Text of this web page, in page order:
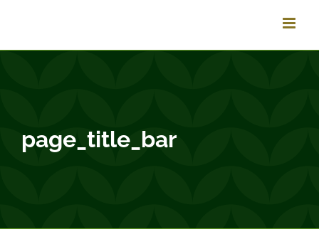
contenu
page_title_bar